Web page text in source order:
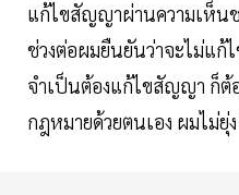
แก้ไขสัญญาผ่านความเห็น
ช่วงต่อผมยืนยันว่าจะไม่แ
จำเป็นต้องแก้ไขสัญญา ก็ต้
กฎหมายด้วยตนเอง ผมไม่